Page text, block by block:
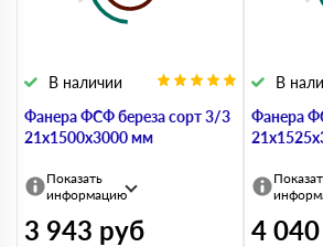
Фанера ФСФ береза сорт 3/3
21х1500х3000 мм
В наличии
Показать
информацию
3 943 руб
Фанера
В
4 040